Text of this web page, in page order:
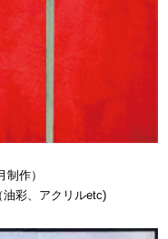
作）
彩、アクリルetc)